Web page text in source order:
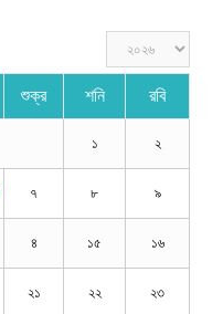
শুক্র শনি রবি
১ ২
৭ ৮ ৯
৪ ১৫ ১৬
২১ ২২ ২৩